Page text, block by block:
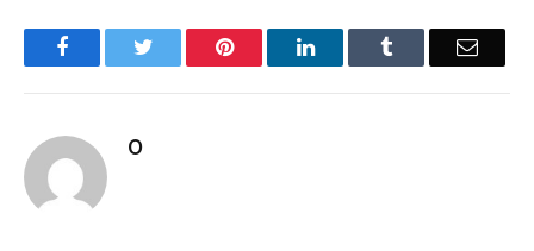
FacebookTwitter Pinterest LinkedInTumblr Email
O